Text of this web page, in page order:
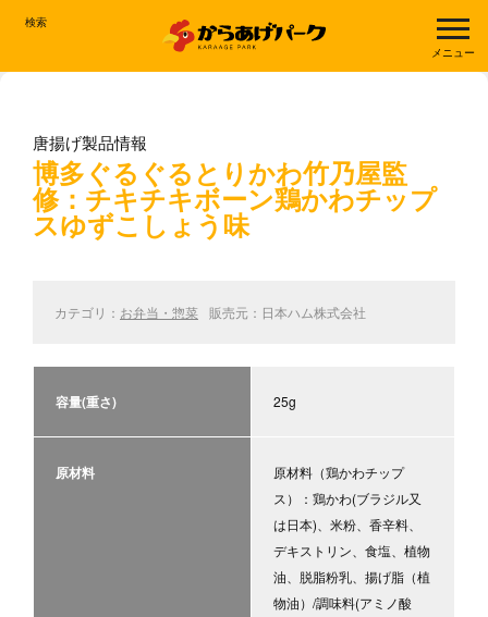
検索
メニュー
唐揚げ製品情報
博多ぐるぐるとりかわ竹乃屋監
修：チキチキボーン鶏かわチップ
スゆずこしょう味
カテゴリ： お弁当・惣菜 販売元：日本ハム株式会社
容量(重さ) 25g
原材料
原材料（鶏かわチップ
ス）：鶏かわ(ブラジル又
は日本)、米粉、香辛料、
デキストリン、食塩、植物
油、脱脂粉乳、揚げ脂（植
物油）/調味料(アミノ酸